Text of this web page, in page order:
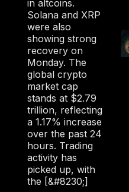
in altcoins.
Solana and XRP
were also
showing strong
recovery on
Monday. The
global crypto
market cap
stands at $2.79
trillion, reflecting
a 1.17% increase
over the past 24
hours. Trading
activity has
picked up, with
the [&#8230;]